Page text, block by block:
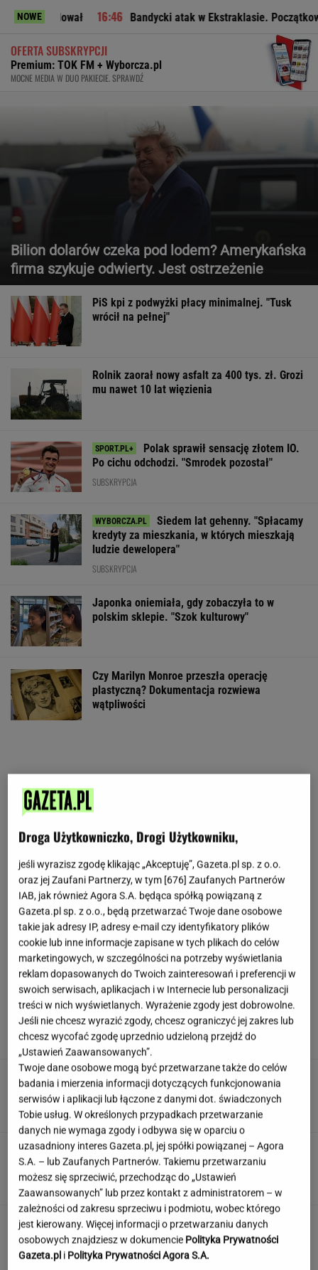
NOWE Bandycki atak w Ekstraklasie. Początkowo sędzia nie
OFERTA SUBSKRYPCJI
Premium: TOK FM + Wyborcza.pl
MOCNE MEDIA W DUO PAKIECIE. SPRAWDŹ
Bilion dolarów czeka pod lodem? Amerykańska
firma szykuje odwierty. Jest ostrzeżenie
PiS kpi z podwyżki płacy minimalnej. "Tusk
wrócił na pełnej"
Rolnik zaorał nowy asfalt za 400 tys. zł. Grozi
mu nawet 10 lat więzienia
Polak sprawił sensację złotem IO.
Po cichu odchodzi. "Smrodek pozostał"
SUBSKRYPCJA
Siedem lat gehenny. "Spłacamy
kredyty za mieszkania, w których mieszkają
ludzie dewelopera"
SUBSKRYPCJA
Japonka oniemiała, gdy zobaczyła to w
polskim sklepie. "Szok kulturowy"
Czy Marilyn Monroe przeszła operację
plastyczną? Dokumentacja rozwiewa
wątpliwości
Szokujące sceny w parlamencie. Obrzucili
premiera jajkami. Jest nagranie
Tak Lang komentuje głośny
konflikt z Niewiadomą. "Zadzwoniłem do niej"
SUBSKRYPCJA
Sieć ma oczy czy oka? Quiz tak podchwytliwy,
że złapiesz się za głowę!
Jeden wakacyjny nawyk może mieć
nieprzyjemne konsekwencje. Też tak robisz?
MATERIAŁ PROMOCYJNY
Droga Użytkowniczko, Drogi Użytkowniku,
jeśli wyrazisz zgodę klikając „Akceptuję”, Gazeta.pl sp. z o.o.
oraz jej Zaufani Partnerzy, w tym [676] Zaufanych Partnerów
IAB, jak również Agora S.A. będąca spółką powiązaną z
Gazeta.pl sp. z o.o., będą przetwarzać Twoje dane osobowe
takie jak adresy IP, adresy e-mail czy identyfikatory plików
cookie lub inne informacje zapisane w tych plikach do celów
marketingowych, w szczególności na potrzeby wyświetlania
reklam dopasowanych do Twoich zainteresowań i preferencji w
swoich serwisach, aplikacjach i w Internecie lub personalizacji
treści w nich wyświetlanych. Wyrażenie zgody jest dobrowolne.
Jeśli nie chcesz wyrazić zgody, chcesz ograniczyć jej zakres lub
chcesz wycofać zgodę uprzednio udzieloną przejdź do
„Ustawień Zaawansowanych”.
Twoje dane osobowe mogą być przetwarzane także do celów
badania i mierzenia informacji dotyczących funkcjonowania
serwisów i aplikacji lub łączone z danymi dot. świadczonych
Tobie usług. W określonych przypadkach przetwarzanie
danych nie wymaga zgody i odbywa się w oparciu o
uzasadniony interes Gazeta.pl, jej spółki powiązanej – Agora
S.A. – lub Zaufanych Partnerów. Takiemu przetwarzaniu
możesz się sprzeciwić, przechodząc do „Ustawień
Zaawansowanych” lub przez kontakt z administratorem – w
zależności od zakresu sprzeciwu i podmiotu, wobec którego
jest kierowany. Więcej informacji o przetwarzaniu danych
osobowych znajdziesz w dokumencie Polityka Prywatności
Gazeta.pl i Polityka Prywatności Agora S.A.